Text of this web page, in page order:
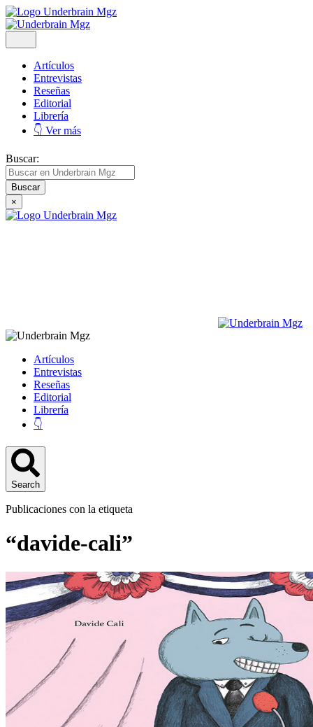
Artículos
Entrevistas
Reseñas
Editorial
Librería
👇 Ver más
Buscar:
×
Artículos
Entrevistas
Reseñas
Editorial
Librería
👇
Search
Publicaciones con la etiqueta
“davide-cali”